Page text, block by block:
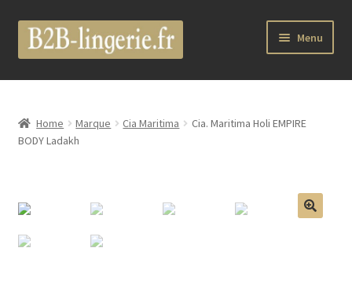
Aller
Aller
au
Menu
B2B Lingerie Site Officiel
Wholesale Registration Page
Boutique
Marques
Home Marque Cia Maritima
Cia. Maritima Holi EMPIRE
BODY Ladakh